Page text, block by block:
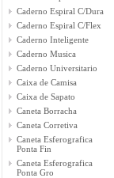
Caderno Espiral C/Dura
Caderno Espiral C/Flex
Caderno Inteligente
Caderno Musica
Caderno Universitario
Caixa de Camisa
Caixa de Sapato
Caneta Borracha
Caneta Corretiva
Caneta Esferografica
Ponta Fin
Caneta Esferografica
Ponta Gro